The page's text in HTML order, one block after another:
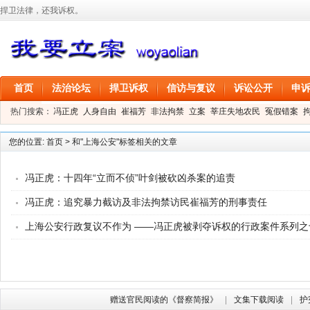
捍卫法律，还我诉权。
首页 法治论坛 捍卫诉权 信访与复议 诉讼公开 申
热门搜索： 冯正虎 人身自由 崔福芳 非法拘禁 立案 莘庄失地农民 冤假错案
叶剑 刑事拘留 信息公开 叶桂香
您的位置: 首页 > 和"上海公安"标签相关的文章
冯正虎：十四年“立而不侦”叶剑被砍凶杀案的追责
冯正虎：追究暴力截访及非法拘禁访民崔福芳的刑事责任
上海公安行政复议不作为 ——冯正虎被剥夺诉权的行政案件系列
赠送官民阅读的《督察简报》 文集下载阅读 护